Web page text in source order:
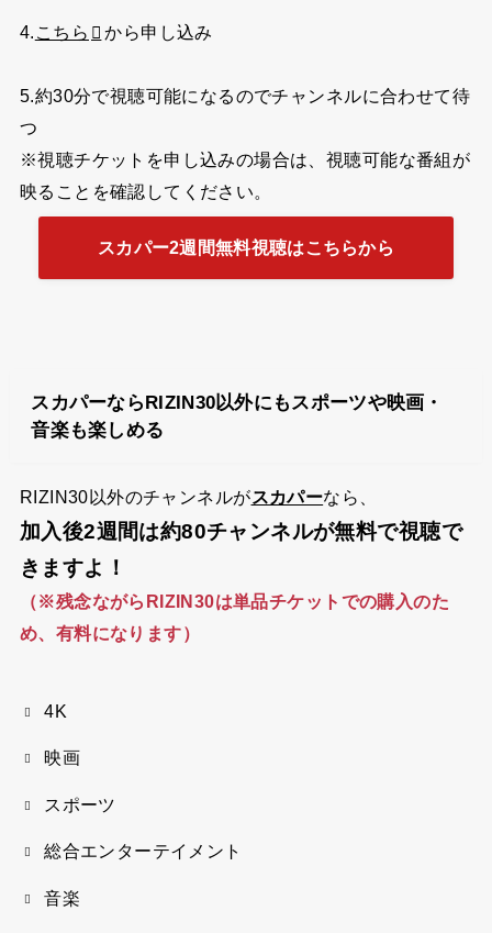
4. こちら から申し込み
5.約30分で視聴可能になるのでチャンネルに合わせて待
つ
※視聴チケットを申し込みの場合は、視聴可能な番組が
映ることを確認してください。
スカパー2週間無料視聴はこちらから
スカパーならRIZIN30以外にもスポーツや映画・
音楽も楽しめる
RIZIN30以外のチャンネルがスカパーなら、
加入後2週間は約80チャンネルが無料で視聴で
きますよ！
（※残念ながらRIZIN30は単品チケットでの購入のた
め、有料になります）
4K
映画
スポーツ
総合エンターテイメント
音楽